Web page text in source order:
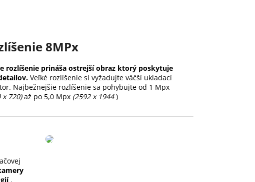
8MPx
rozlíšenie prináša ostrejší obraz ktorý poskytuje
Veľké rozlíšenie si vyžadujte väčší ukladací
Najbežnejšie rozlíšenie sa pohybujte od 1 Mpx
x 720)až po 5,0 Mpx (2592 x 1944)
.